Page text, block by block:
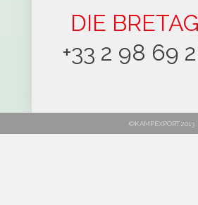
DIE
+33 2 98 69
©KAMPEXPORT 2013